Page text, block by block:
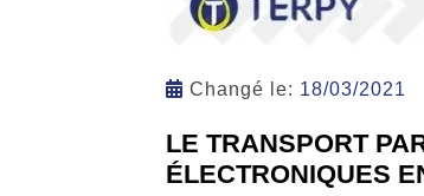
Changé le: 18/03/2021
LE TRANSPORT
ÉLECTRONIQUES